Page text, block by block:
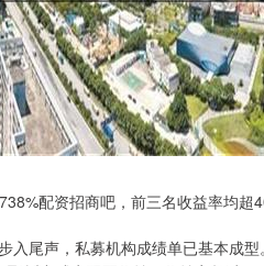
配资招商吧，前三名收益率均
入尾声，私募机构成绩单已基本成